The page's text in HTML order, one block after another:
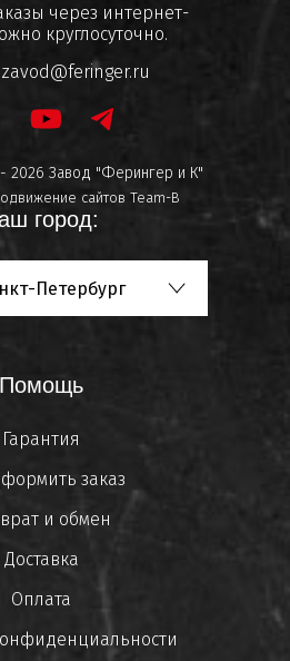
через интернет-
круглосуточно.
zavod@feringer.ru
2026 Завод "Ферингер и К"
сайтов Team-B
город:
Петербург
Помощь
Гарантия
заказ
и обмен
Доставка
Оплата